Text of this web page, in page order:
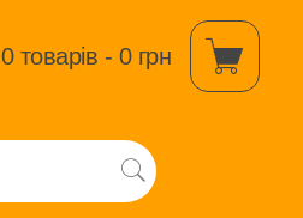
0 товарів - 0 грн